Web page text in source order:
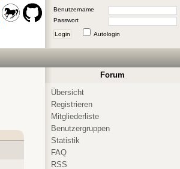
Benutzername
Passwort
Login Autologin
Forum
Übersicht
Registrieren
Mitgliederliste
Benutzergruppen
Statistik
FAQ
RSS